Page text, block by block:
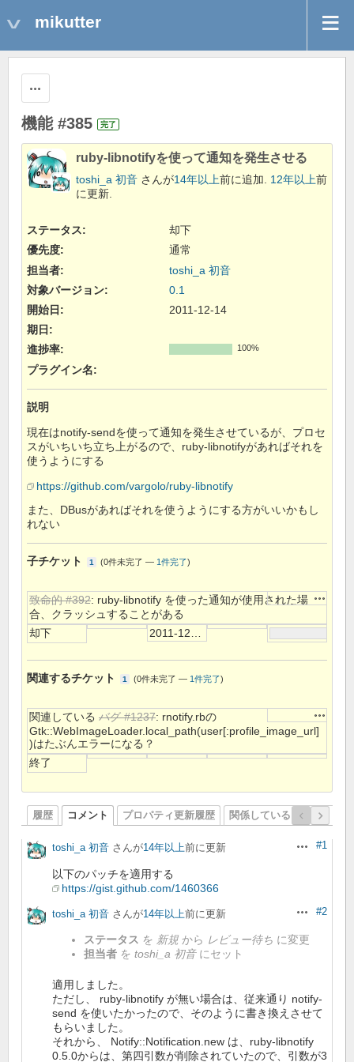
mikutter
機能 #385 完了
ruby-libnotifyを使って通知を発生させる
toshi_a 初音 さんが14年以上前に追加. 12年以上前
に更新.
ステータス:
却下
優先度:
通常
担当者:
toshi_a 初音
対象バージョン:
0.1
開始日:
2011-12-14
期日:
進捗率:
100%
プラグイン名:
説明
現在はnotify-sendを使って通知を発生させているが、プロセ
スがいちいち立ち上がるので、ruby-libnotifyがあればそれを
使うようにする
https://github.com/vargolo/ruby-libnotify
また、DBusがあればそれを使うようにする方がいいかもし
れない
子チケット 1 (0件未完了 — 1件完了)
致命的 #392: ruby-libnotify を使った通知が使用された場
合、クラッシュすることがある
却下
関連するチケット 1 (0件未完了 — 1件完了)
関連している バグ #1237: rnotify.rbの
Gtk::WebImageLoader.local_path(user[:profile_image_url]
)はたぶんエラーになる？
終了
履歴 コメント プロパティ更新履歴 関係しているリビジョン
操作#1
toshi_a 初音 さんが14年以上前に更新
以下のパッチを適用する
https://gist.github.com/1460366
操作#2
toshi_a 初音 さんが14年以上前に更新
ステータス を 新規 から レビュー待ち に変更
担当者 を toshi_a 初音にセット
適用しました。
ただし、 ruby-libnotify が無い場合は、従来通り notify-
send を使いたかったので、そのように書き換えさせて
もらいました。
それから、 Notify::Notification.new は、ruby-libnotify
0.5.0からは、第四引数が削除されていたので、引数が3